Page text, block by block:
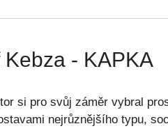
- KAPKA
si pro svůj záměr vybral
nejrůznějšího typu,